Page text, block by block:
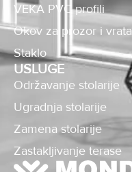
VEKA PVC profili
Okov za prozor i vrata
Staklo
USLUGE
Održavanje stolarije
Ugradnja stolarije
Zamena stolarije
Zastakljivanje terase